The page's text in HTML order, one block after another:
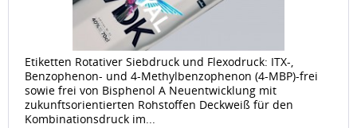
Etiketten Rotativer Siebdruck und Flexodruck: ITX-,
Benzophenon- und 4-Methylbenzophenon (4-MBP)-frei
sowie frei von Bisphenol A Neuentwicklung mit
zukunftsorientierten Rohstoffen Deckweiß für den
Kombinationsdruck im...